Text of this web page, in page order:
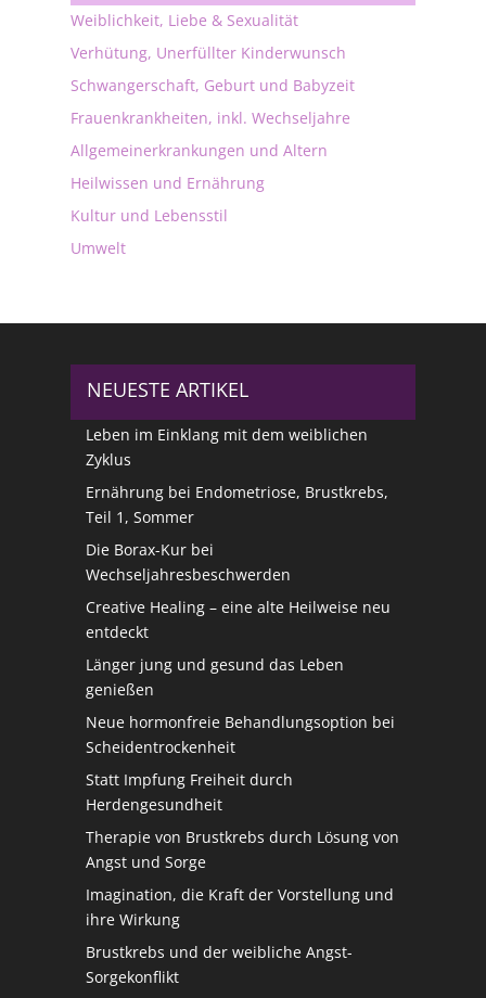
Weiblichkeit, Liebe & Sexualität
Verhütung, Unerfüllter Kinderwunsch
Schwangerschaft, Geburt und Babyzeit
Frauenkrankheiten, inkl. Wechseljahre
Allgemeinerkrankungen und Altern
Heilwissen und Ernährung
Kultur und Lebensstil
Umwelt
NEUESTE ARTIKEL
Leben im Einklang mit dem weiblichen
Zyklus
Ernährung bei Endometriose, Brustkrebs,
Teil 1, Sommer
Die Borax-Kur bei
Wechseljahresbeschwerden
Creative Healing – eine alte Heilweise neu
entdeckt
Länger jung und gesund das Leben
genießen
Neue hormonfreie Behandlungsoption bei
Scheidentrockenheit
Statt Impfung Freiheit durch
Herdengesundheit
Therapie von Brustkrebs durch Lösung von
Angst und Sorge
Imagination, die Kraft der Vorstellung und
ihre Wirkung
Brustkrebs und der weibliche Angst-
Sorgekonflikt